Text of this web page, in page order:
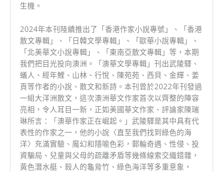
生機。
2024年本刊陸續推出了「香港作家小說專號」、「香港
散文專輯」、「日韓文學專輯」、「歐華小說專輯」、
「北美華文小說專輯」、「東南亞散文專輯」等，本期
我們把目光投向澳洲。「澳華文學專輯」刊出武陵驛、
蟻人、經年鯉、山林、行悅、陳苑苑、西貝、金輝、姜
頁等作者的小說、散文和新詩。本刊曾於2022年刊發過
一組大洋洲散文，這次澳洲華文作家首次以齊整的陣容
亮相，令人耳目一新，正如美國華文作家、評論家陳瑞
琳所言：「澳華作家正在崛起。」武陵驛是其中具有代
表性的作家之一，他的小說〈直至我們找到綠色的海
洋〉充滿實驗、魔幻和隱喻色彩，郵輪奇遇、性侵、投
資騙局、兒童與父母的疏離矛盾等幾條線索交織錯雜，
黃色潛水艇、殺人的龜背竹、綠色海洋等多重意象，